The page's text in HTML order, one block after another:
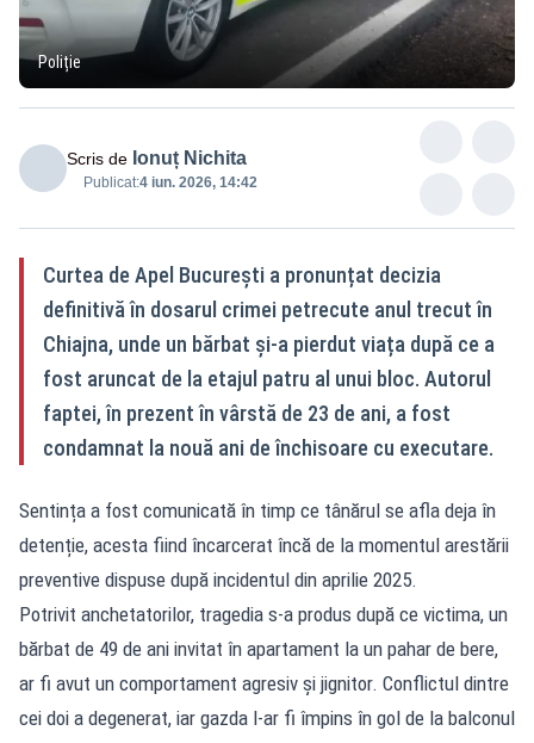
Poliție
Scris de Ionuț Nichita
Publicat:4 iun. 2026, 14:42
Curtea de Apel București a pronunțat decizia
definitivă în dosarul crimei petrecute anul trecut în
Chiajna, unde un bărbat și-a pierdut viața după ce a
fost aruncat de la etajul patru al unui bloc. Autorul
faptei, în prezent în vârstă de 23 de ani, a fost
condamnat la nouă ani de închisoare cu executare.
Sentința a fost comunicată în timp ce tânărul se afla deja în
detenție, acesta fiind încarcerat încă de la momentul arestării
preventive dispuse după incidentul din aprilie 2025.
Potrivit anchetatorilor, tragedia s-a produs după ce victima, un
bărbat de 49 de ani invitat în apartament la un pahar de bere,
ar fi avut un comportament agresiv și jignitor. Conflictul dintre
cei doi a degenerat, iar gazda l-ar fi împins în gol de la balconul